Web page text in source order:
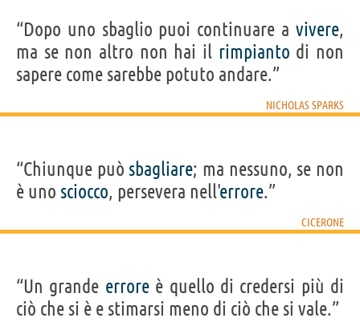
“Dopo uno sbaglio puoi continuare a vivere,
ma se non altro non hai il rimpianto di non
sapere come sarebbe potuto andare.”
NICHOLAS SPARKS
“Chiunque può sbagliare; ma nessuno, se non
è uno sciocco, persevera nell'errore.”
CICERONE
“Un grande erroreè quello di credersi più di
ciò che si è e stimarsi meno di ciò che si vale.”